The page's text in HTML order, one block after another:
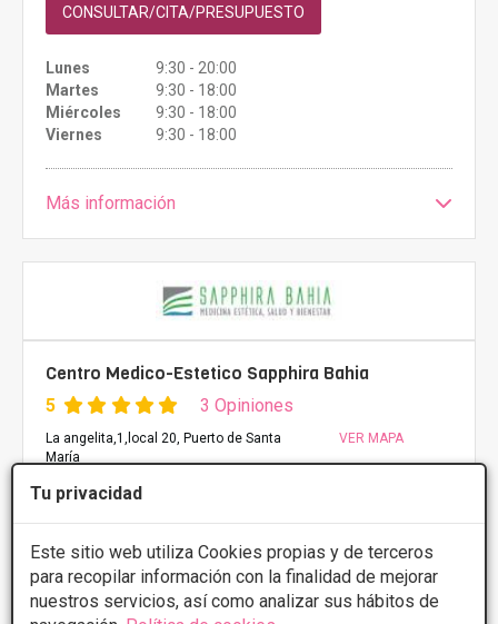
Tu privacidad
Este sitio web utiliza Cookies propias y de terceros
para recopilar información con la finalidad de mejorar
nuestros servicios, así como analizar sus hábitos de
CONSULTAR/CITA/PRESUPUESTO
Lunes
9:30 - 20:00
Martes
9:30 - 18:00
Miércoles
9:30 - 18:00
Viernes
9:30 - 18:00
Más información
Centro Medico-Estetico Sapphira Bahia
5 3 Opiniones
La angelita,1,local 20, Puerto de Santa
María
VER MAPA
PRIMERA CONSULTA GRATUITA & FINANCIACIÓN A
MEDIDA
Manchas de nacimiento
Desde 150€